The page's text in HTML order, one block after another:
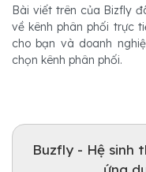
Bài viết trên của Bizfly
về kênh phân phối trực
cho bạn và doanh
chọn kênh phân phối.
Buzfly - Hệ sinh